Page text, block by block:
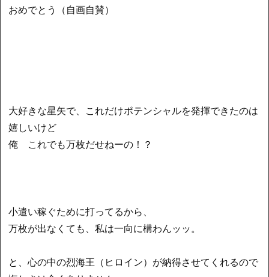
おめでとう（自画自賛）
大好きな星矢で、これだけポテンシャルを発揮できたのは
嬉しいけど
俺 これでも万枚だせねーの！？
小遣い稼ぐために打ってるから、
万枚が出なくても、私は一向に構わんッッ。
と、心の中の烈海王（ヒロイン）が納得させてくれるので